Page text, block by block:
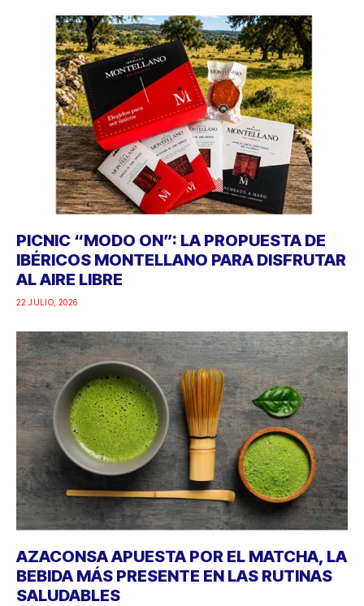
PICNIC “MODO ON”: LA PROPUESTA DE
IBÉRICOS MONTELLANO PARA DISFRUTAR
AL AIRE LIBRE
22 JULIO, 2026
AZACONSA APUESTA POR EL MATCHA, LA
BEBIDA MÁS PRESENTE EN LAS RUTINAS
SALUDABLES